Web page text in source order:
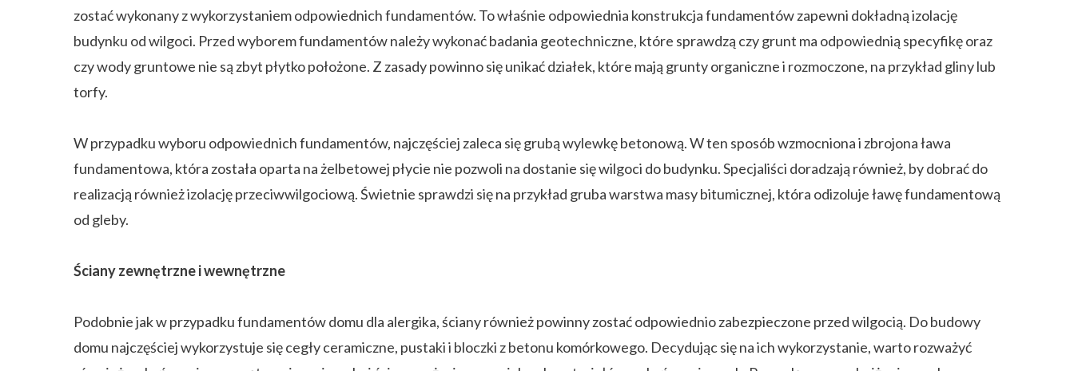
zostać wykonany z wykorzystaniem odpowiednich fundamentów. To właśnie odpowiednia konstrukcja fundamentów zapewni dokładną izolację
budynku od wilgoci. Przed wyborem fundamentów należy wykonać badania geotechniczne, które sprawdzą czy grunt ma odpowiednią specyfikę oraz
czy wody gruntowe nie są zbyt płytko położone. Z zasady powinno się unikać działek, które mają grunty organiczne i rozmoczone, na przykład gliny lub
torfy.
W przypadku wyboru odpowiednich fundamentów, najczęściej zaleca się grubą wylewkę betonową. W ten sposób wzmocniona i zbrojona ława
fundamentowa, która została oparta na żelbetowej płycie nie pozwoli na dostanie się wilgoci do budynku. Specjaliści doradzają również, by dobrać do
realizacją również izolację przeciwwilgociową. Świetnie sprawdzi się na przykład gruba warstwa masy bitumicznej, która odizoluje ławę fundamentową
od gleby.
Ściany zewnętrzne i wewnętrzne
Podobnie jak w przypadku fundamentów domu dla alergika, ściany również powinny zostać odpowiednio zabezpieczone przed wilgocią. Do budowy
domu najczęściej wykorzystuje się cegły ceramiczne, pustaki i bloczki z betonu komórkowego. Decydując się na ich wykorzystanie, warto rozważyć